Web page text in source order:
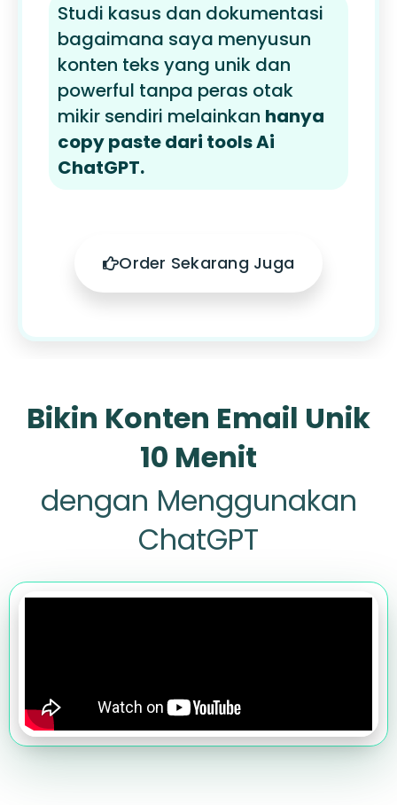
Studi kasus dan dokumentasi
bagaimana saya menyusun
konten teks yang unik dan
powerful tanpa peras otak
mikir sendiri melainkan hanya
copy paste dari tools Ai
ChatGPT.
Order Sekarang Juga
Bikin Konten Email Unik
10 Menit
dengan Menggunakan
ChatGPT